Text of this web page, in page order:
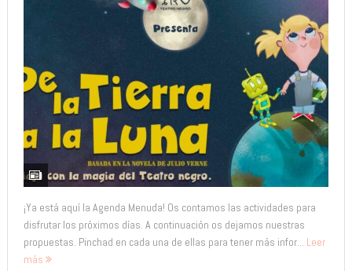
¡Ya está aquí la Agenda Menuda! Os contamos las actividades para
disfrutar los próximos días. A continuación os dejamos nuestras
propuestas. Pinchad en cada una de ellas para tener más infor... Leer
más